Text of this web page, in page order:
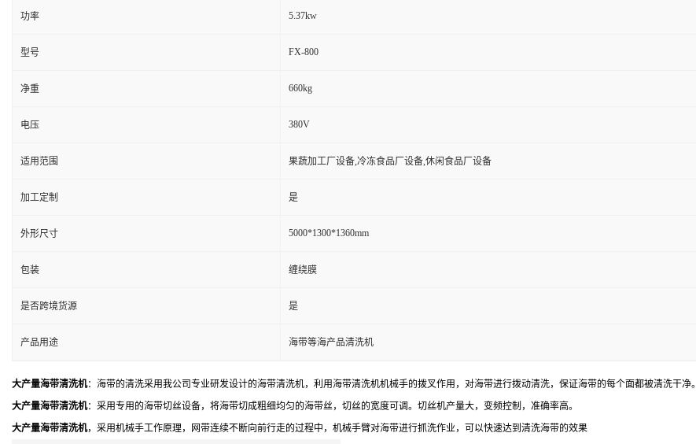
功率 5.37kw
型号 FX-800
净重 660kg
电压 380V
适用范围 果蔬加工厂设备,冷冻食品厂设备,休闲食品厂设备
加工定制 是
外形尺寸 5000*1300*1360mm
包装 缠绕膜
是否跨境货源 是
产品用途 海带等海产品清洗机
大产量海带清洗机：海带的清洗采用我公司专业研发设计的海带清洗机，利用海带清洗机机械手的拨叉作用，对海带进行拨动清洗，保证海带的每个面都被清洗干净。
大产量海带清洗机：采用专用的海带切丝设备，将海带切成粗细均匀的海带丝，切丝的宽度可调。切丝机产量大，变频控制，准确率高。
大产量海带清洗机，采用机械手工作原理，网带连续不断向前行走的过程中，机械手臂对海带进行抓洗作业，可以快速达到清洗海带的效果